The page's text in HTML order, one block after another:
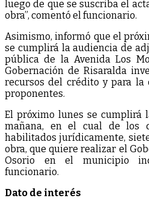
luego de que se suscriba el
obra”, comentó el funcionario.
Asimismo, informó que el
se cumplirá la audiencia de
pública de la Avenida Los
Gobernación de Risaralda
recursos del crédito y para la
proponentes.
El próximo lunes se cumplirá
mañana, en el cual de los
habilitados jurídicamente,
obra, que quiere realizar el
Osorio en el municipio
funcionario.
Dato de interés